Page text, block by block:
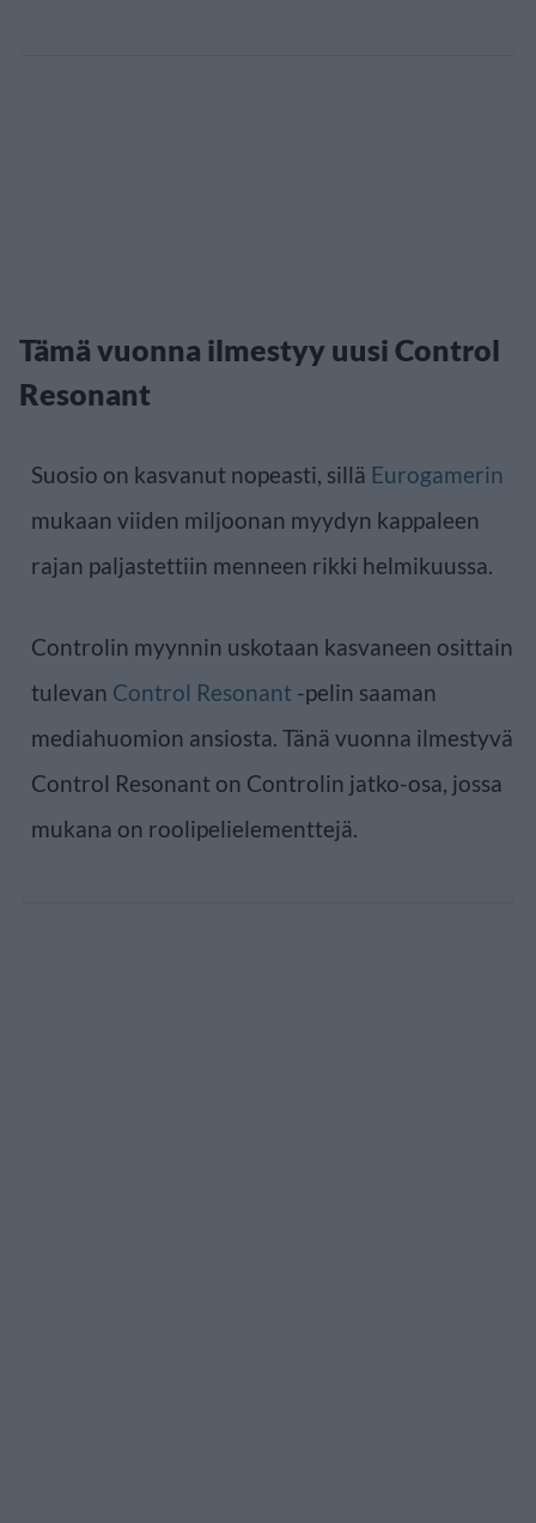
Tämä vuonna ilmestyy uusi Control
Resonant
Suosio on kasvanut nopeasti, sillä Eurogamerin
mukaan viiden miljoonan myydyn kappaleen
rajan paljastettiin menneen rikki helmikuussa.
Controlin myynnin uskotaan kasvaneen osittain
tulevan Control Resonant -pelin saaman
mediahuomion ansiosta. Tänä vuonna ilmestyvä
Control Resonant on Controlin jatko-osa, jossa
mukana on roolipelielementtejä.